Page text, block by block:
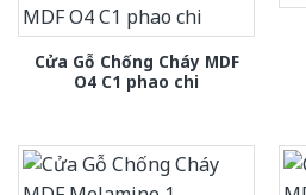
Cửa Gỗ Chống Cháy MDF
O4 C1 phao chi